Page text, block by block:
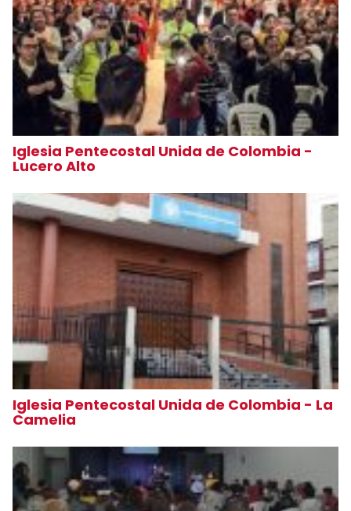
Iglesia Pentecostal Unida de Colombia -
Lucero Alto
Iglesia Pentecostal Unida de Colombia - La
Camelia